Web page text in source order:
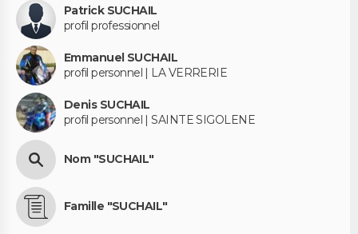
Patrick SUCHAIL
profil professionnel
Emmanuel SUCHAIL
profil personnel | LA VERRERIE
Denis SUCHAIL
profil personnel | SAINTE SIGOLENE
Nom "SUCHAIL"
Famille "SUCHAIL"